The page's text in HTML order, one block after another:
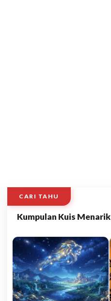
CARI TAHU
Kumpulan Kuis Menarik